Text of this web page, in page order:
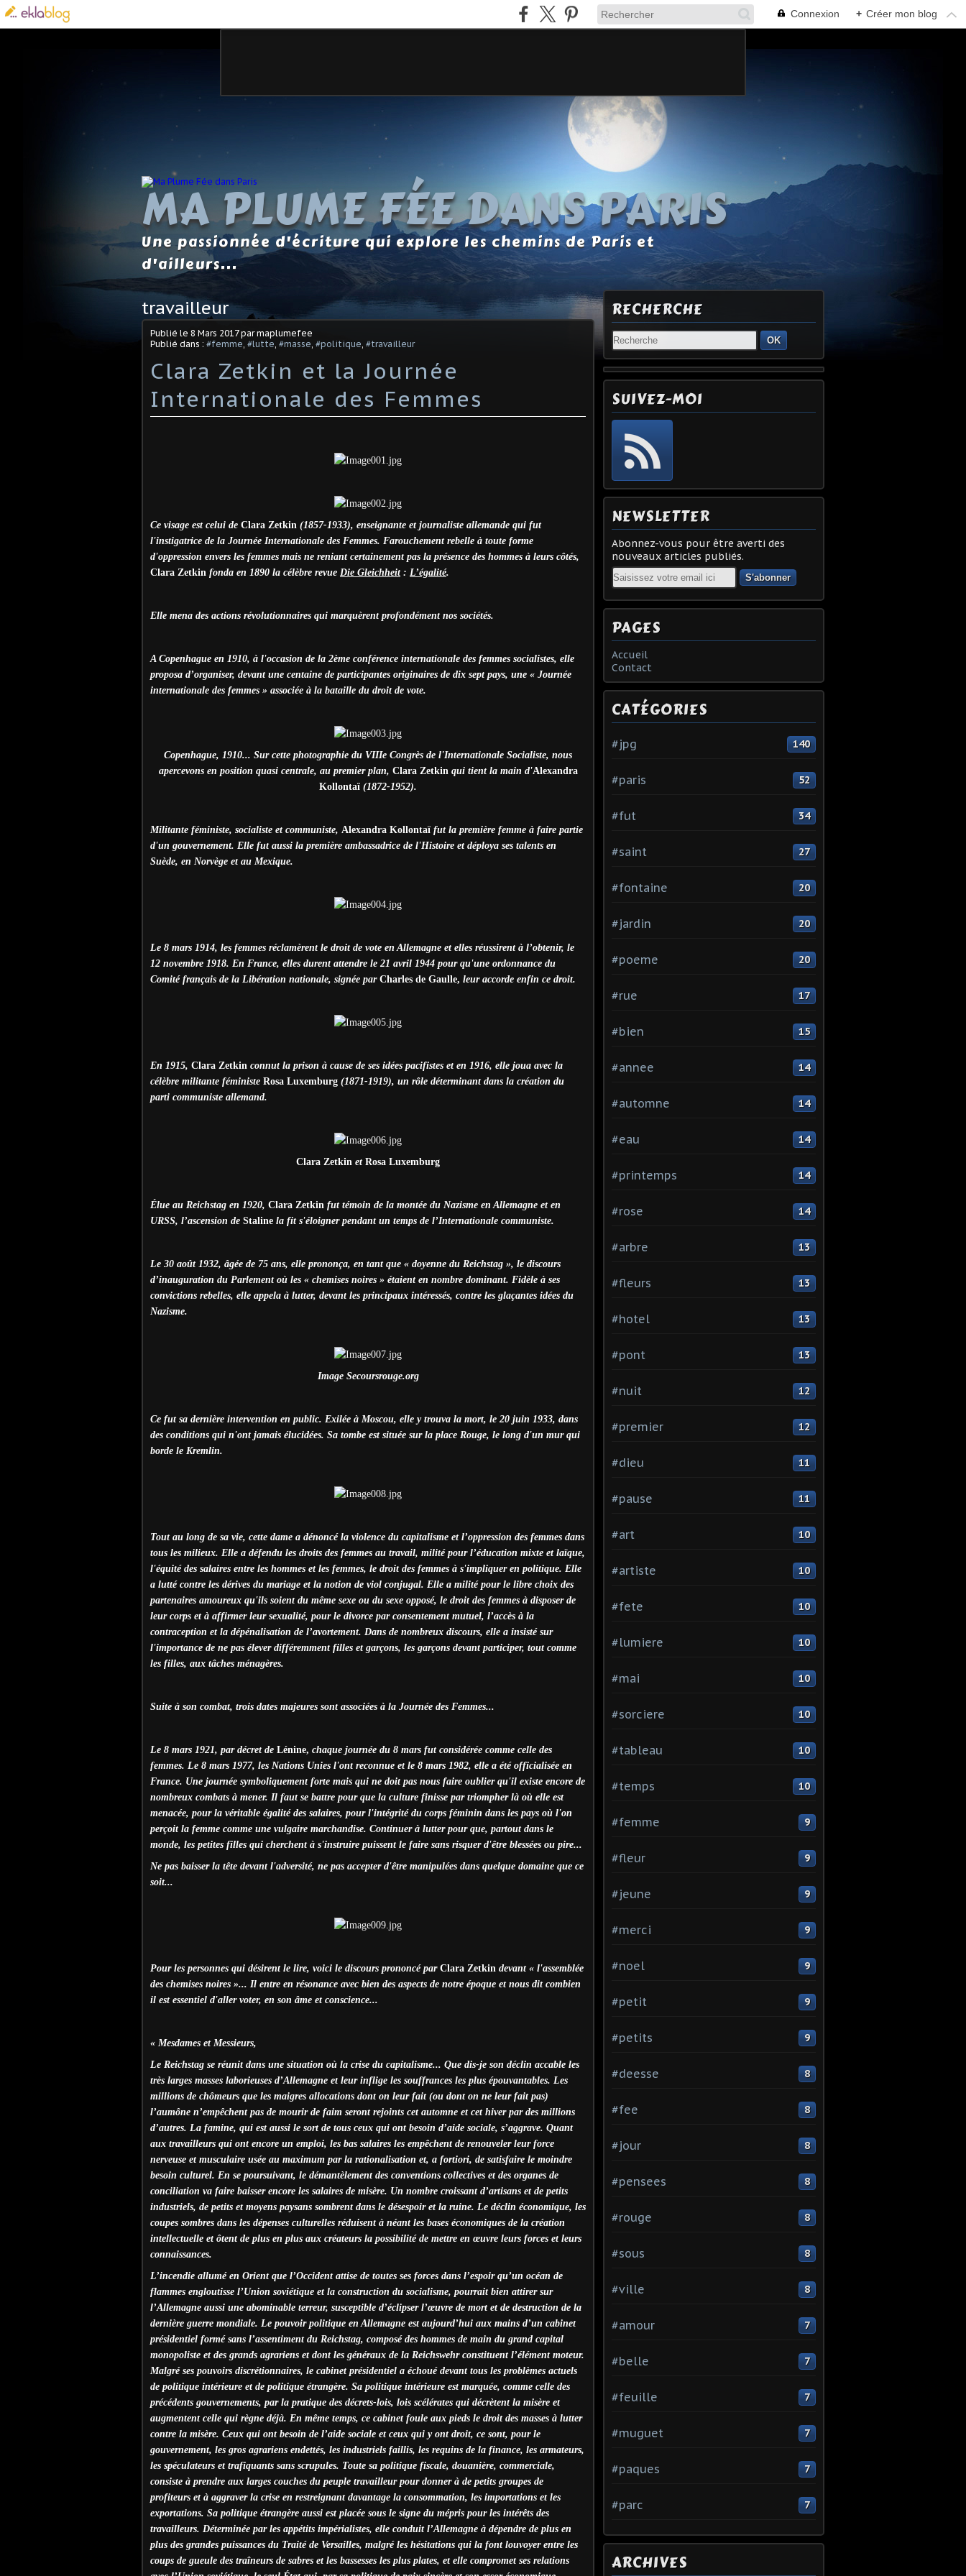
Connexion + Créer mon blog
MA PLUME FÉE DANS PARIS
Une passionnée d'écriture qui explore les chemins de Paris et
d'ailleurs...
travailleur
Publié le 8 Mars 2017par maplumefee
Publié dans : #femme #lutte #masse #politique #travailleur
Clara Zetkin et la Journée
Internationale des Femmes
Ce visage est celui de Clara Zetkin (1857-1933), enseignante et journaliste allemande qui fut
l'instigatrice de la Journée Internationale des Femmes. Farouchement rebelle à toute forme
d'oppression envers les femmes mais ne reniant certainement pas la présence des hommes à leurs côtés,
Clara Zetkin fonda en 1890 la célèbre revue Die Gleichheit: L’égalité.
Elle mena des actions révolutionnaires qui marquèrent profondément nos sociétés.
A Copenhague en 1910, à l'occasion de la 2ème conférence internationale des femmes socialistes, elle
proposa d’organiser, devant une centaine de participantes originaires de dix sept pays, une « Journée
internationale des femmes » associée à la bataille du droit de vote.
Copenhague, 1910... Sur cette photographie du VIIIe Congrès de l'Internationale Socialiste, nous
apercevons en position quasi centrale, au premier plan, Clara Zetkin qui tient la main d'Alexandra
Kollontaï (1872-1952).
Militante féministe, socialiste et communiste, Alexandra Kollontaï fut la première femme à faire partie
d'un gouvernement. Elle fut aussi la première ambassadrice de l'Histoire et déploya ses talents en
Suède, en Norvège et au Mexique.
Le 8 mars 1914, les femmes réclamèrent le droit de vote en Allemagne et elles réussirent à l’obtenir, le
12 novembre 1918. En France, elles durent attendre le 21 avril 1944 pour qu'une ordonnance du
Comité français de la Libération nationale, signée par Charles de Gaulle, leur accorde enfin ce droit.
En 1915, Clara Zetkin connut la prison à cause de ses idées pacifistes et en 1916, elle joua avec la
célèbre militante féministe Rosa Luxemburg (1871-1919), un rôle déterminant dans la création du
parti communiste allemand.
Clara Zetkin et Rosa Luxemburg
Élue au Reichstag en 1920, Clara Zetkin fut témoin de la montée du Nazisme en Allemagne et en
URSS, l’ascension de Staline la fit s'éloigner pendant un temps de l’Internationale communiste.
Le 30 août 1932, âgée de 75 ans, elle prononça, en tant que « doyenne du Reichstag », le discours
d’inauguration du Parlement où les « chemises noires » étaient en nombre dominant. Fidèle à ses
convictions rebelles, elle appela à lutter, devant les principaux intéressés, contre les glaçantes idées du
Nazisme.
Image Secoursrouge.org
Ce fut sa dernière intervention en public. Exilée à Moscou, elle y trouva la mort, le 20 juin 1933, dans
des conditions qui n'ont jamais élucidées. Sa tombe est située sur la place Rouge, le long d'un mur qui
borde le Kremlin.
Tout au long de sa vie, cette dame a dénoncé la violence du capitalisme et l’oppression des femmes dans
tous les milieux. Elle a défendu les droits des femmes au travail, milité pour l’éducation mixte et laïque,
l'équité des salaires entre les hommes et les femmes, le droit des femmes à s'impliquer en politique. Elle
a lutté contre les dérives du mariage et la notion de viol conjugal. Elle a milité pour le libre choix des
partenaires amoureux qu'ils soient du même sexe ou du sexe opposé, le droit des femmes à disposer de
leur corps et à affirmer leur sexualité, pour le divorce par consentement mutuel, l’accès à la
contraception et la dépénalisation de l’avortement. Dans de nombreux discours, elle a insisté sur
l'importance de ne pas élever différemment filles et garçons, les garçons devant participer, tout comme
les filles, aux tâches ménagères.
Suite à son combat, trois dates majeures sont associées à la Journée des Femmes...
Le 8 mars 1921, par décret de Lénine, chaque journée du 8 mars fut considérée comme celle des
femmes. Le 8 mars 1977, les Nations Unies l'ont reconnue et le 8 mars 1982, elle a été officialisée en
France. Une journée symboliquement forte mais qui ne doit pas nous faire oublier qu'il existe encore de
nombreux combats à mener. Il faut se battre pour que la culture finisse par triompher là où elle est
menacée, pour la véritable égalité des salaires, pour l'intégrité du corps féminin dans les pays où l'on
perçoit la femme comme une vulgaire marchandise. Continuer à lutter pour que, partout dans le
monde, les petites filles qui cherchent à s'instruire puissent le faire sans risquer d'être blessées ou pire...
Ne pas baisser la tête devant l'adversité, ne pas accepter d'être manipulées dans quelque domaine que ce
soit...
Pour les personnes qui désirent le lire, voici le discours prononcé par Clara Zetkin devant « l'assemblée
des chemises noires »... Il entre en résonance avec bien des aspects de notre époque et nous dit combien
il est essentiel d'aller voter, en son âme et conscience...
« Mesdames et Messieurs,
Le Reichstag se réunit dans une situation où la crise du capitalisme... Que dis-je son déclin accable les
très larges masses laborieuses d’Allemagne et leur inflige les souffrances les plus épouvantables. Les
millions de chômeurs que les maigres allocations dont on leur fait (ou dont on ne leur fait pas)
l’aumône n’empêchent pas de mourir de faim seront rejoints cet automne et cet hiver par des millions
d’autres. La famine, qui est aussi le sort de tous ceux qui ont besoin d’aide sociale, s’aggrave. Quant
aux travailleurs qui ont encore un emploi, les bas salaires les empêchent de renouveler leur force
nerveuse et musculaire usée au maximum par la rationalisation et, a fortiori, de satisfaire le moindre
besoin culturel. En se poursuivant, le démantèlement des conventions collectives et des organes de
conciliation va faire baisser encore les salaires de misère. Un nombre croissant d’artisans et de petits
industriels, de petits et moyens paysans sombrent dans le désespoir et la ruine. Le déclin économique, les
coupes sombres dans les dépenses culturelles réduisent à néant les bases économiques de la création
intellectuelle et ôtent de plus en plus aux créateurs la possibilité de mettre en œuvre leurs forces et leurs
connaissances.
L’incendie allumé en Orient que l’Occident attise de toutes ses forces dans l’espoir qu’un océan de
flammes engloutisse l’Union soviétique et la construction du socialisme, pourrait bien attirer sur
l’Allemagne aussi une abominable terreur, susceptible d’éclipser l’œuvre de mort et de destruction de la
dernière guerre mondiale. Le pouvoir politique en Allemagne est aujourd’hui aux mains d’un cabinet
présidentiel formé sans l’assentiment du Reichstag, composé des hommes de main du grand capital
monopoliste et des grands agrariens et dont les généraux de la Reichswehr constituent l’élément moteur.
Malgré ses pouvoirs discrétionnaires, le cabinet présidentiel a échoué devant tous les problèmes actuels
de politique intérieure et de politique étrangère. Sa politique intérieure est marquée, comme celle des
précédents gouvernements, par la pratique des décrets-lois, lois scélérates qui décrètent la misère et
augmentent celle qui règne déjà. En même temps, ce cabinet foule aux pieds le droit des masses à lutter
contre la misère. Ceux qui ont besoin de l’aide sociale et ceux qui y ont droit, ce sont, pour le
gouvernement, les gros agrariens endettés, les industriels faillis, les requins de la finance, les armateurs,
les spéculateurs et trafiquants sans scrupules. Toute sa politique fiscale, douanière, commerciale,
consiste à prendre aux larges couches du peuple travailleur pour donner à de petits groupes de
profiteurs et à aggraver la crise en restreignant davantage la consommation, les importations et les
exportations. Sa politique étrangère aussi est placée sous le signe du mépris pour les intérêts des
travailleurs. Déterminée par les appétits impérialistes, elle conduit l’Allemagne à dépendre de plus en
plus des grandes puissances du Traité de Versailles, malgré les hésitations qui la font louvoyer entre les
coups de gueule des traîneurs de sabres et les bassesses les plus plates, et elle compromet ses relations
RECHERCHE
OK
SUIVEZ-MOI
NEWSLETTER
Abonnez-vous pour être averti des
nouveaux articles publiés.
Email
PAGES
Accueil
Contact
CATÉGORIES
#jpg 140
#paris 52
#fut 34
#saint 27
#fontaine 20
#jardin 20
#poeme 20
#rue 17
#bien 15
#annee 14
#automne 14
#eau 14
#printemps 14
#rose 14
#arbre 13
#fleurs 13
#hotel 13
#pont 13
#nuit 12
#premier 12
#dieu 11
#pause 11
#art 10
#artiste 10
#fete 10
#lumiere 10
#mai 10
#sorciere 10
#tableau 10
#temps 10
#femme 9
#fleur 9
#jeune 9
#merci 9
#noel 9
#petit 9
#petits 9
#deesse 8
#fee 8
#jour 8
#pensees 8
#rouge 8
#sous 8
#ville 8
#amour 7
#belle 7
#feuille 7
#muguet 7
#paques 7
#parc 7
ARCHIVES